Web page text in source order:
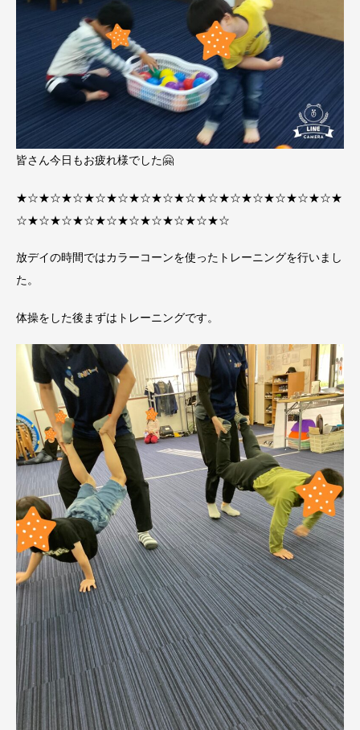
皆さん今日もお疲れ様でした🤗
★☆★☆★☆★☆★☆★☆★☆★☆★☆★☆★☆★☆★☆★☆★
☆★☆★☆★☆★☆★☆★☆★☆★☆★☆
放デイの時間ではカラーコーンを使ったトレーニングを行いまし
た。
体操をした後まずはトレーニングです。